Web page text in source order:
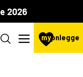
2026
mypnlegge